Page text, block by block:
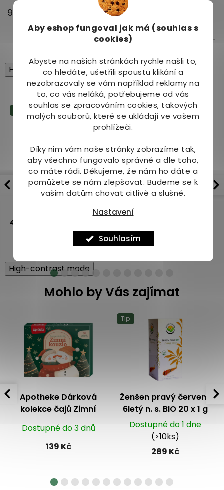
Aby eshop fungoval jak má (souhlas s
cookies)
Abyste na našich stránkách rychle našli to,
co hledáte, ušetřili spoustu klikání a
nezobrazovaly se vám například reklamy na
to, co vás neláká, potřebujeme od vás
souhlas se zpracováním cookies, takových
malých souborů, které se ukládají ve vašem
prohlížeči.
Díky nim vám naše stránky zobrazíme tak,
aby všechno fungovalo správně a dle toho,
co máte rádi. Děkujeme, že nám ho dáte a
pomůžete se nám zlepšovat. Budeme se k
vašim datům chovat citlivě a slušně.
Nastavení
Souhlasím
High-contrast mode
Související produkty
Nara Natur Ovocné
4.9
Skladem
Akce
GS Merilin 60 tbl.
629 Kč
999 Kč
Do košíku
High-contrast mode
Mohlo by Vás zajímat
Apotheke Dárková
kolekce čajů Zimní
Dostupné do 3 dnů
139 Kč
Tip
Ženšen pravý červený
6letý n. s. BIO 20 x 1 g
Dostupné do 1 dne
(>10ks)
289 Kč